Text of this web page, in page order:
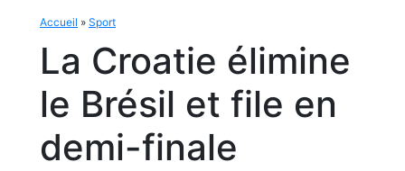
Accueil » Sport
La Croatie élimine
le Brésil et file en
demi-finale